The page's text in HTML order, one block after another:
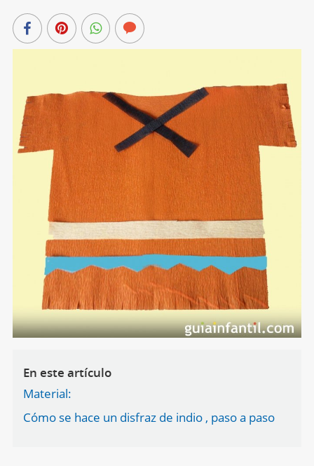
En este artículo
Material:
Cómo se hace un disfraz de indio , paso a paso